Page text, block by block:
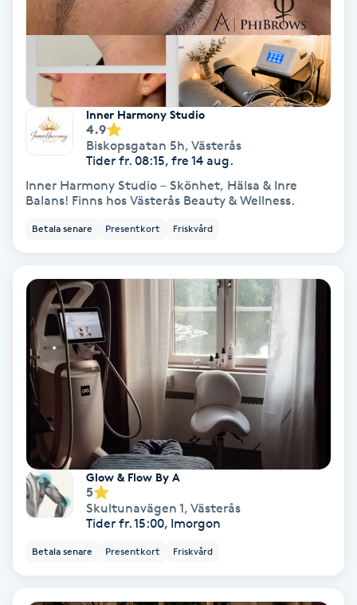
Kostrådgivning
Kroppsinpackning
Kroppspeeling
Käkledsbehandling
Kärlbehandling
Laserbehandling
Lashlift Keratin
LED-ljusterapi
Liktornar
LPG-behandling
LPG-massage
Inner Harmony Studio
4.9
Biskopsgatan 5h, Västerås
Tider fr. 08:15, fre 14 aug.
Inner Harmony Studio – Skönhet, Hälsa & Inre
Balans! Finns hos Västerås Beauty & Wellness.
Betala senare Presentkort Friskvård
Glow & Flow By A
5
Skultunavägen 1, Västerås
Tider fr. 15:00, Imorgon
Betala senare Presentkort Friskvård